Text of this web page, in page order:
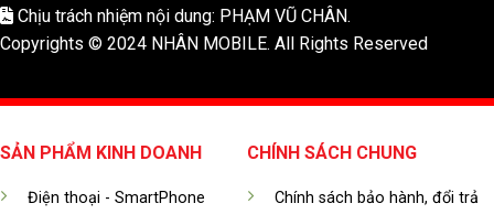
Chịu trách nhiệm nội dung: PHẠM VŨ CHÂN.
Copyrights © 2024 NHÂN MOBILE. All Rights Reserved
SẢN PHẨM KINH DOANH
Điện thoại - SmartPhone
CHÍNH SÁCH CHUNG
Chính sách bảo hành, đổi trả